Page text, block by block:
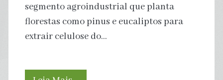
segmento agroindustrial que planta
florestas como pinus e eucaliptos para
extrair celulose do…